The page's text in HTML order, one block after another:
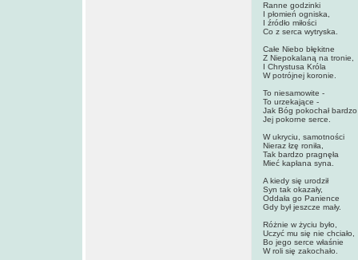
Ranne godzinki
I płomień ogniska,
I źródło miłości
Co z serca wytryska.
Całe Niebo błękitne
Z Niepokalaną na tronie,
I Chrystusa Króla
W potrójnej koronie.
To niesamowite -
To urzekające -
Jak Bóg pokochał bardzo
Jej pokorne serce.
W ukryciu, samotności
Nieraz łzę roniła,
Tak bardzo pragnęła
Mieć kapłana syna.
A kiedy się urodził
Syn tak okazały,
Oddała go Panience
Gdy był jeszcze mały.
Różnie w życiu było,
Uczyć mu się nie chciało,
Bo jego serce właśnie
W roli się zakochało.